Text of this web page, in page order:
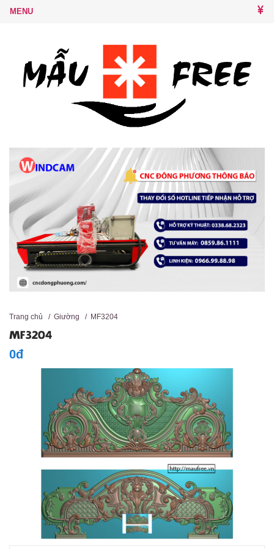
Trang chủ / Giường / MF3204
MF3204
0đ